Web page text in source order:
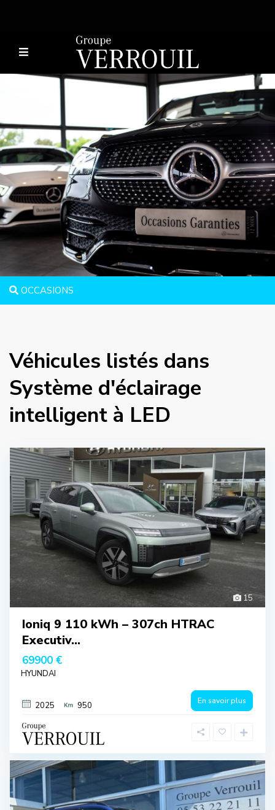
OCCASIONS
Véhicules listés dans
Système d'éclairage
intelligent à LED
15
Ioniq 9 110 kWh – 307ch HTRAC
Executiv...
69900 €
HYUNDAI
2025 950 En savoir plus